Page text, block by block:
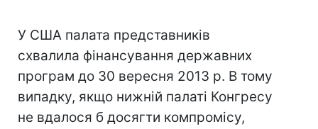
У США палата представників
схвалила фінансування державних
програм до 30 вересня 2013 р. В тому
випадку, якщо нижній палаті Конгресу
не вдалося б досягти компромісу,